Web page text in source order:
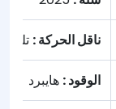
ناقل الحركة :
الوقود : هايبرد